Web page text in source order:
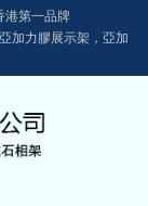
港第一品牌
加力膠展示架，亞加